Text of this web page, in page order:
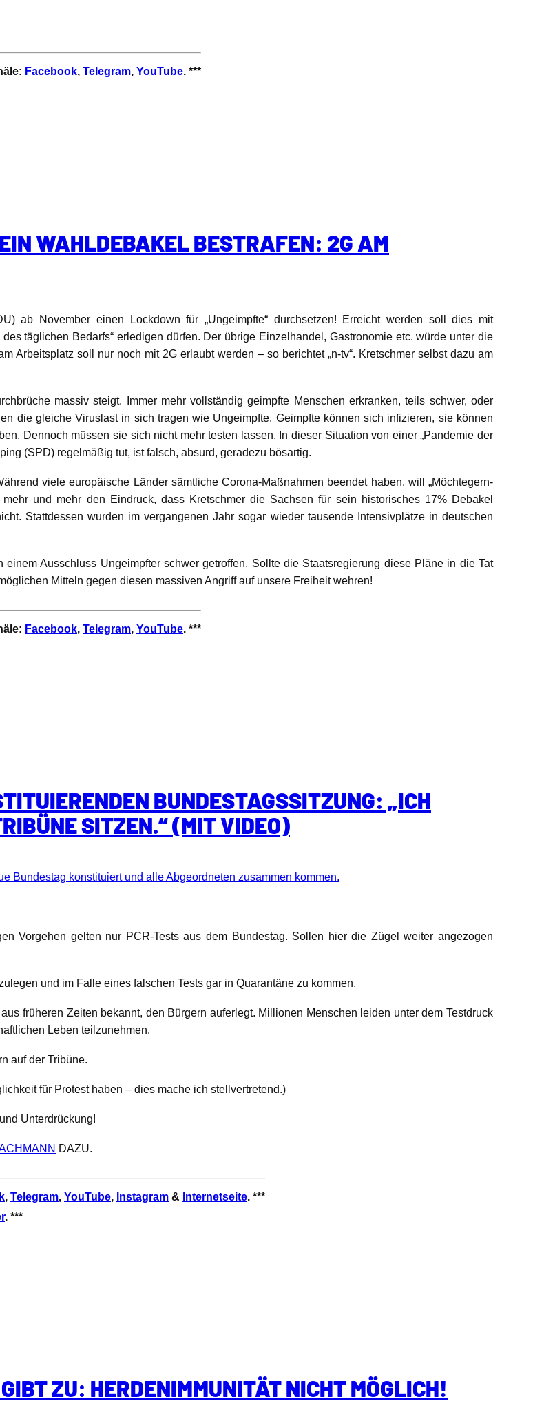
Facebook, Telegram, YouTube. ***
WAHLDEBAKEL BESTRAFEN: 2G AM
ab November einen Lockdown für „Ungeimpfte“ durchsetzen! Erreicht werden soll dies mit
täglichen Bedarfs“ erledigen dürfen. Der übrige Einzelhandel, Gastronomie etc. würde unter die
Arbeitsplatz soll nur noch mit 2G erlaubt werden – so berichtet „n-tv“. Kretschmer selbst dazu am
massiv steigt. Immer mehr vollständig geimpfte Menschen erkranken, teils schwer, oder
die gleiche Viruslast in sich tragen wie Ungeimpfte. Geimpfte können sich infizieren, sie können
Dennoch müssen sie sich nicht mehr testen lassen. In dieser Situation von einer „Pandemie der
(SPD) regelmäßig tut, ist falsch, absurd, geradezu bösartig.
viele europäische Länder sämtliche Corona-Maßnahmen beendet haben, will „Möchtegern-
und mehr den Eindruck, dass Kretschmer die Sachsen für sein historisches 17% Debakel
Stattdessen wurden im vergangenen Jahr sogar wieder tausende Intensivplätze in deutschen
Ausschluss Ungeimpfter schwer getroffen. Sollte die Staatsregierung diese Pläne in die Tat
Mitteln gegen diesen massiven Angriff auf unsere Freiheit wehren!
Facebook, Telegram, YouTube. ***
BUNDESTAGSSITZUNG: „ICH
SITZEN.“ (MIT VIDEO)
Bundestag konstituiert und alle Abgeordneten zusammen kommen.
Vorgehen gelten nur PCR-Tests aus dem Bundestag. Sollen hier die Zügel weiter angezogen
und im Falle eines falschen Tests gar in Quarantäne zu kommen.
früheren Zeiten bekannt, den Bürgern auferlegt. Millionen Menschen leiden unter dem Testdruck
Leben teilzunehmen.
auf der Tribüne.
für Protest haben – dies mache ich stellvertretend.)
Unterdrückung!
DAZU.
, Telegram, YouTube, Instagram & Internetseite. ***
. ***
ZU: HERDENIMMUNITÄT NICHT MÖGLICH!